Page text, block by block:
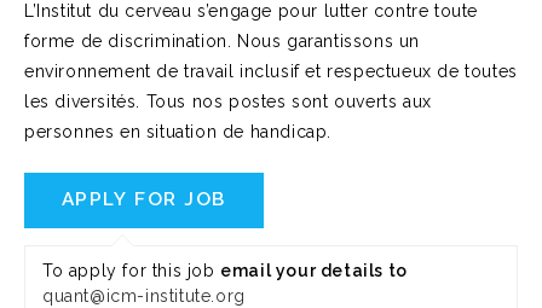
L’Institut du cerveau s’engage pour lutter contre toute
forme de discrimination. Nous garantissons un
environnement de travail inclusif et respectueux de toutes
les diversités. Tous nos postes sont ouverts aux
personnes en situation de handicap.
To apply for this job email your details to
quant@icm-institute.org